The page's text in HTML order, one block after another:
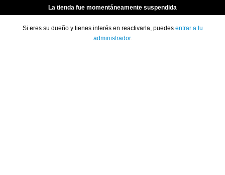
La tienda fue momentáneamente suspendida
Si eres su dueño y tienes interés en reactivarla, puedes entrar a tu
administrador.